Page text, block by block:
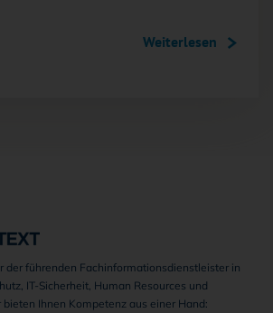
Weiterlesen
der führenden Fachinformationsdienstleister in
IT-Sicherheit, Human Resources und
Ihnen Kompetenz aus einer Hand: